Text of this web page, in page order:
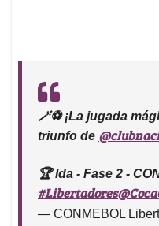
🪄⚽ ¡La jugada
triunfo de
🏆 Ida - Fase 2 -
#Libertadores
— CONMEBOL